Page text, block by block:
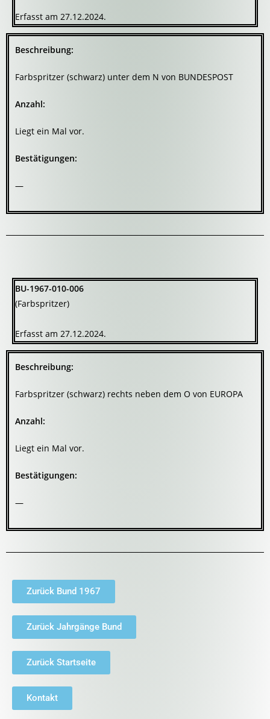
Erfasst am 27.12.2024.
Beschreibung:
Farbspritzer (schwarz) unter dem N von BUNDESPOST
Anzahl:
Liegt ein Mal vor.
Bestätigungen:
—
BU-1967-010-006
(Farbspritzer)
Erfasst am 27.12.2024.
Beschreibung:
Farbspritzer (schwarz) rechts neben dem O von EUROPA
Anzahl:
Liegt ein Mal vor.
Bestätigungen:
—
Zurück Bund 1967
Zurück Jahrgänge Bund
Zurück Startseite
Kontakt